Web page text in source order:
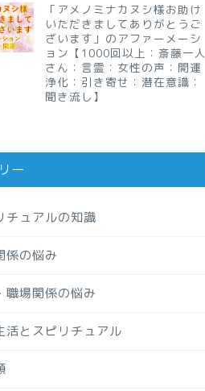
「アメノミナカヌシ様お助け
いただきましてありがとうご
ざいます」のアファーメーシ
ョン【1000回以上：斎藤一人
さん：言霊：女性の声：開運
浄化：引き寄せ：潜在意識：
聞き流し】
ー
チュアルの知識
係の悩み
職場関係の悩み
活とスピリチュアル